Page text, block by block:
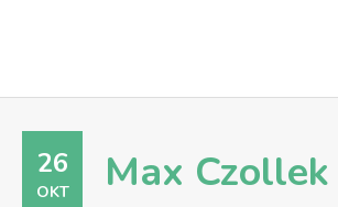
26
OKT Max